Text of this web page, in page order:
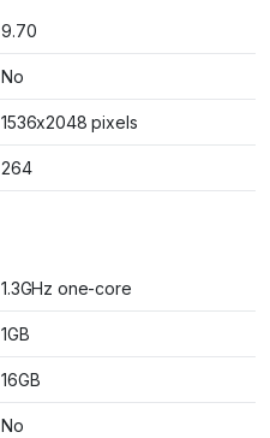
9.70
No
1536x2048 pixels
264
1.3GHz one-core
1GB
16GB
No